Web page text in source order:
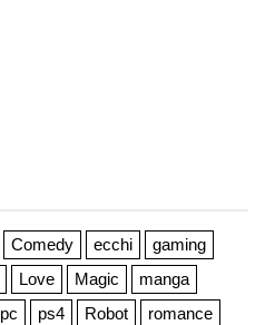
Comedy ecchi
gaming
Love Magic
manga
pc ps4 Robot
romance